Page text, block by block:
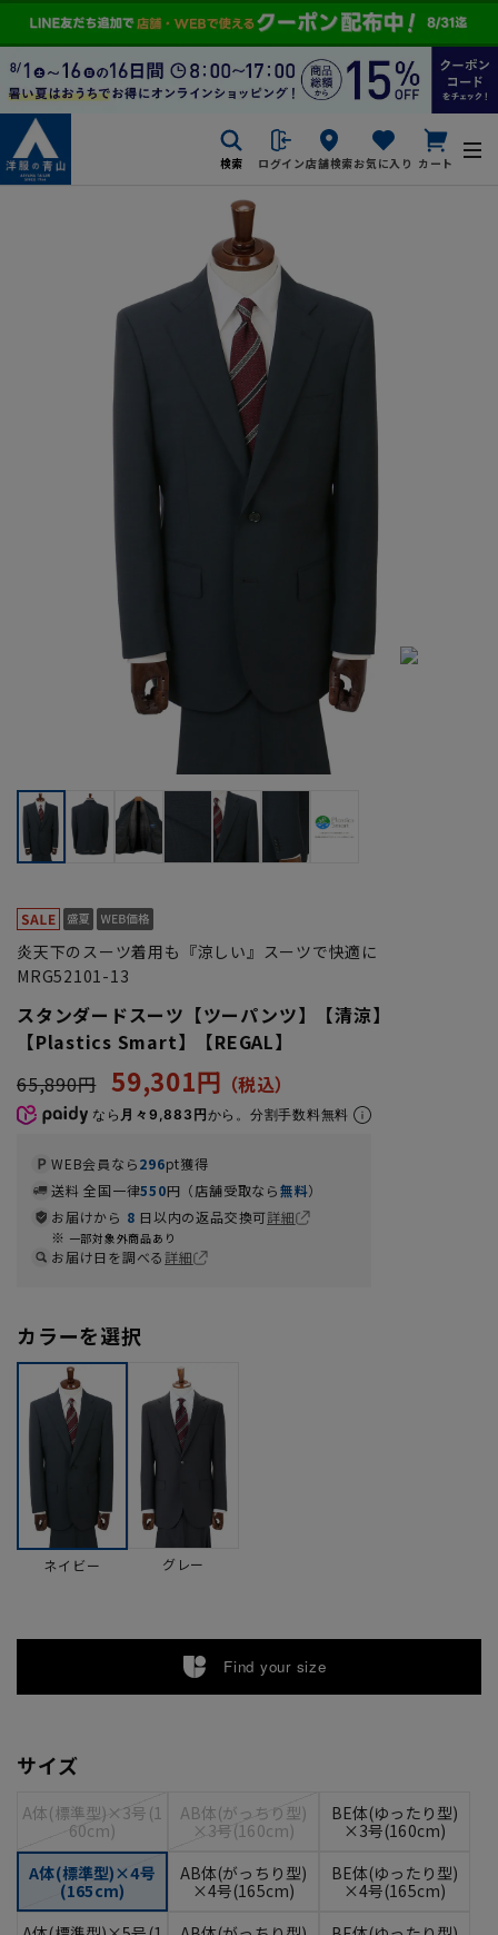
検索 ログイン店舗検索お気に入り カート
炎天下のスーツ着用も『涼しい』スーツで快適に
MRG52101-13
スタンダードスーツ【ツーパンツ】【清涼】
【Plastics Smart】【REGAL】
65,890円 59,301円
なら 月々9,883円から。分割手数料無料
WEB会員なら296pt獲得
送料 全国一律550円（店舗受取なら無料）
お届けから 8 日以内の返品交換可詳細
一部対象外商品あり
お届け日を調べる詳細
カラーを選択
ネイビー グレー
Find your size
サイズ
A体(標準型)×3号(1
60cm)
AB体(がっちり型)
×3号(160cm)
BE体(ゆったり型)
×3号(160cm)
A体(標準型)×4号
(165cm)
AB体(がっちり型)
×4号(165cm)
BE体(ゆったり型)
×4号(165cm)